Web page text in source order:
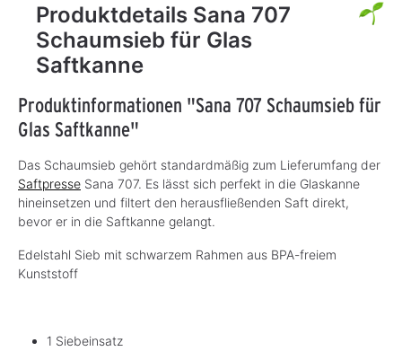
Produktdetails Sana 707
Schaumsieb für Glas
Saftkanne
Produktinformationen "Sana 707 Schaumsieb für
Glas Saftkanne"
Das Schaumsieb gehört standardmäßig zum Lieferumfang der
Saftpresse Sana 707. Es lässt sich perfekt in die Glaskanne
hineinsetzen und filtert den herausfließenden Saft direkt,
bevor er in die Saftkanne gelangt.
Edelstahl Sieb mit schwarzem Rahmen aus BPA-freiem
Kunststoff
1 Siebeinsatz